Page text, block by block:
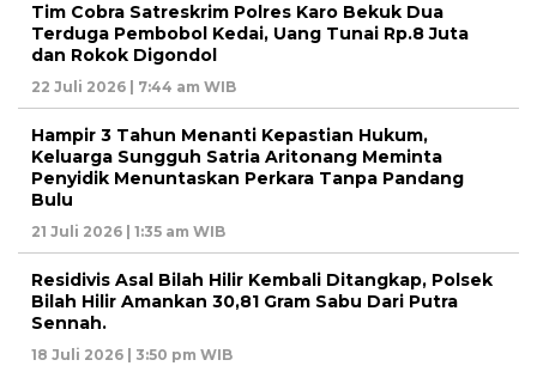
Tim Cobra Satreskrim Polres Karo Bekuk Dua
Terduga Pembobol Kedai, Uang Tunai Rp.8 Juta
dan Rokok Digondol
22 Juli 2026 | 7:44 am WIB
Hampir 3 Tahun Menanti Kepastian Hukum,
Keluarga Sungguh Satria Aritonang Meminta
Penyidik Menuntaskan Perkara Tanpa Pandang
Bulu
21 Juli 2026 | 1:35 am WIB
Residivis Asal Bilah Hilir Kembali Ditangkap, Polsek
Bilah Hilir Amankan 30,81 Gram Sabu Dari Putra
Sennah.
18 Juli 2026 | 3:50 pm WIB